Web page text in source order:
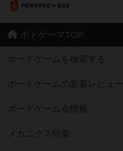
ボドゲーマTOP
ボードゲームを検索する
ボードゲームの新着レビュー
ボードゲーム会情報
メカニクス特集